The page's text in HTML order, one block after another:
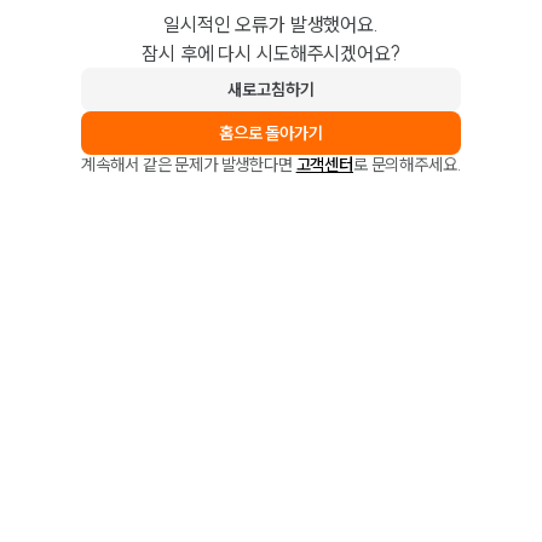
일시적인 오류가 발생했어요.
잠시 후에 다시 시도해주시겠어요?
새로고침하기
홈으로 돌아가기
계속해서 같은 문제가 발생한다면 고객센터로 문의해주세요.